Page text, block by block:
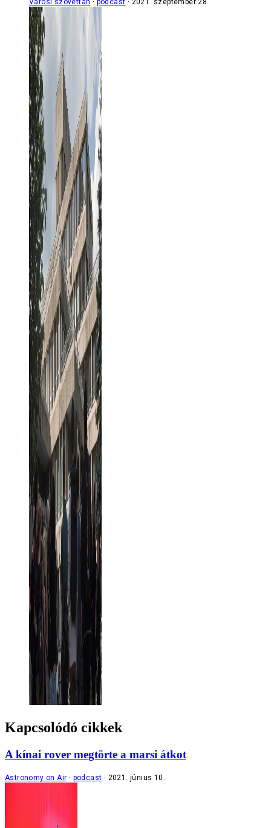
Városi szövettan podcast 2021. szeptember 28.
Kapcsolódó cikkek
A kínai rover megtörte a marsi átkot
Astronomy on Air podcast 2021. június 10.